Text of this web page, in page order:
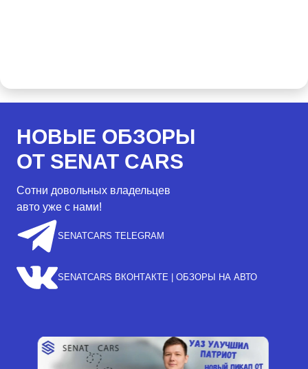
НОВЫЕ ОБЗОРЫ
ОТ SENAT CARS
Сотни довольных владельцев
авто уже с нами!
SENATCARS TELEGRAM
SENATCARS ВКОНТАКТЕ | ОБЗОРЫ НА АВТО